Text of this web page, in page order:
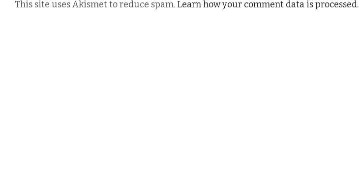
This site uses Akismet to reduce spam. Learn how your comment data is processed.